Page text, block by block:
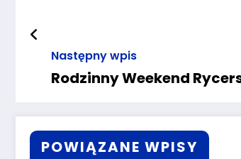
Następny wpis
Rodzinny Weekend
POWIĄZANE WPISY